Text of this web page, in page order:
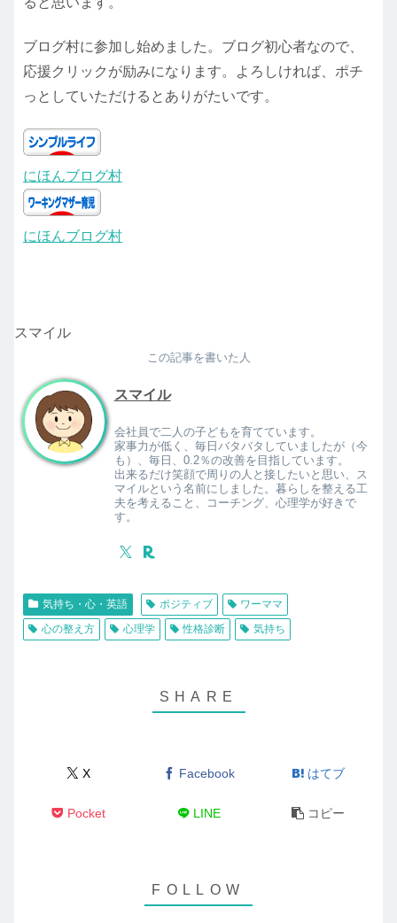
ブログ村に参加し始めました。ブログ初心者なので、
応援クリックが励みになります。よろしければ、ポチ
っとしていただけるとありがたいです。
にほんブログ村
にほんブログ村
スマイル
この記事を書いた人
スマイル
会社員で二人の子どもを育てています。
家事力が低く、毎日バタバタしていましたが（今
も）、毎日、0.2％の改善を目指しています。
出来るだけ笑顔で周りの人と接したいと思い、ス
マイルという名前にしました。暮らしを整える工
夫を考えること、コーチング、心理学が好きで
す。
気持ち・心・英語 ポジティブ
ワーママ
心の整え方
心理学 性格診断 気持ち
X Facebook はてブ
Pocket LINE コピー